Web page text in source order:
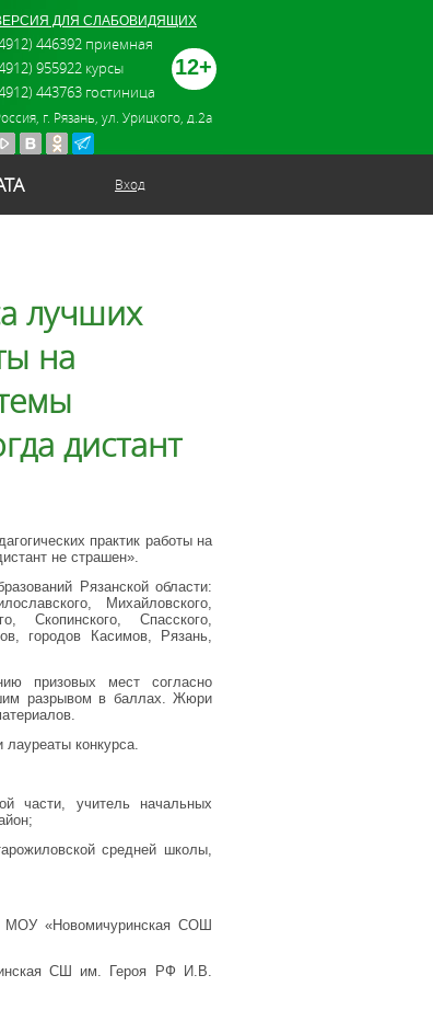
12+
ДЛЯ СЛАБОВИДЯЩИХ
446392 приемная
955922 курсы
443763 гостиница
г. Рязань, ул. Урицкого, д.2а
Вход
лучших
на
дистант
практик работы на
не страшен».
Рязанской области:
Михайловского,
Скопинского, Спасского,
городов Касимов, Рязань,
призовых мест согласно
разрывом в баллах. Жюри
конкурса.
части, учитель начальных
средней школы,
МОУ «Новомичуринская СОШ
СШ им. Героя РФ И.В.